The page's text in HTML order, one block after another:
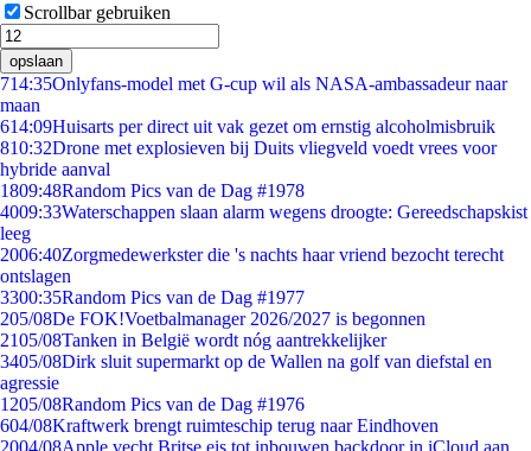
Scrollbar gebruiken
opslaan
714:35Onlyfans-model met G-cup wil als NASA-ambassadeur naar
maan
614:09Huisarts per direct uit vak gezet om ernstig alcoholmisbruik
810:32Drone met explosieven bij Duits vliegveld voedt vrees voor
hybride aanval
1809:48Random Pics van de Dag #1978
4009:33Waterschappen slaan alarm wegens droogte: Gereedschapskist
leeg
2006:40Zorgmedewerkster die 's nachts haar vriend bezocht terecht
ontslagen
3300:35Random Pics van de Dag #1977
205/08De FOK!Voetbalmanager 2026/2027 is begonnen
2105/08Tanken in België wordt nóg aantrekkelijker
3405/08Dirk sluit supermarkt op de Wallen na golf van diefstal en
agressie
1205/08Random Pics van de Dag #1976
604/08Kraftwerk brengt ruimteschip terug naar Eindhoven
2004/08Apple vecht Britse eis tot inbouwen backdoor in iCloud aan